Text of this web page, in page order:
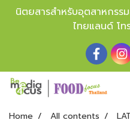
นิตยสารสำหรับอุตสาหกรร
ไทยแลนด์ โท
Home All contents